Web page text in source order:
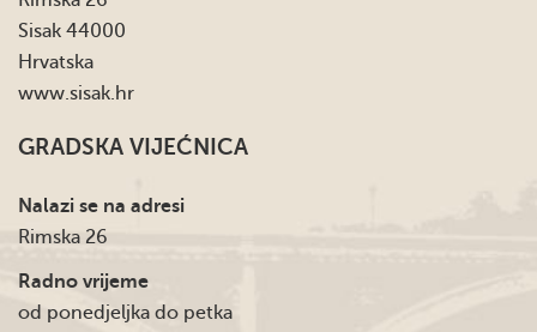
Sisak 44000
Hrvatska
www.sisak.hr
GRADSKA VIJEĆNICA
Nalazi se na adresi
Rimska 26
Radno vrijeme
od ponedjeljka do petka